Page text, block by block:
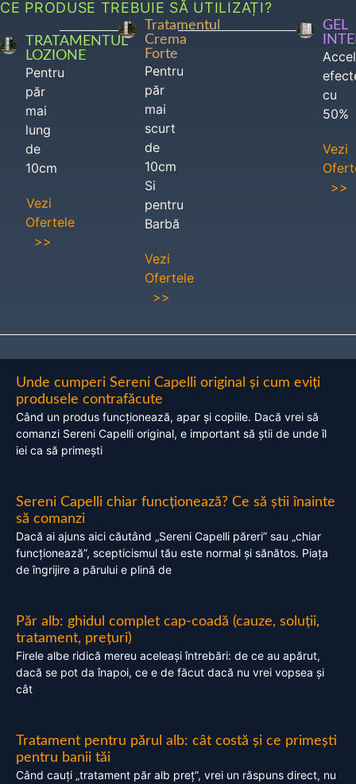
CE PRODUSE TREBUIE SĂ UTILIZAȚI?
TRATAMENTUL
LOZIONE
Pentru
păr
mai
lung
de
10cm
Vezi
Ofertele
>>
Tratamentul
Crema
Forte
Pentru
păr
mai
scurt
de
10cm
Si
pentru
Barbă
Vezi
Ofertele
>>
GEL
cu
50%
Vezi
>>
Unde cumperi Sereni Capelli original și cum eviți
produsele contrafăcute
Când un produs funcționează, apar și copiile. Dacă vrei să
comanzi Sereni Capelli original, e important să știi de unde îl
iei ca să primești
Sereni Capelli chiar funcționează? Ce să știi înainte
să comanzi
Dacă ai ajuns aici căutând „Sereni Capelli păreri” sau „chiar
funcționează”, scepticismul tău este normal și sănătos. Piața
de îngrijire a părului e plină de
Păr alb: ghidul complet cap-coadă (cauze, soluții,
tratament, prețuri)
Firele albe ridică mereu aceleași întrebări: de ce au apărut,
dacă se pot da înapoi, ce e de făcut dacă nu vrei vopsea și
cât
Tratament pentru părul alb: cât costă și ce primești
pentru banii tăi
Când cauți „tratament păr alb preț”, vrei un răspuns direct, nu